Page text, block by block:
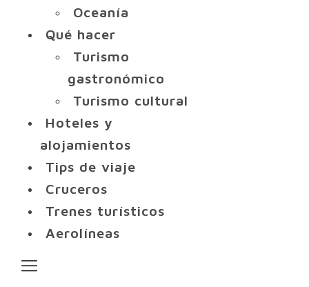
Oceanía
Qué hacer
Turismo
gastronómico
Turismo cultural
Hoteles y
alojamientos
Tips de viaje
Cruceros
Trenes turísticos
Aerolíneas